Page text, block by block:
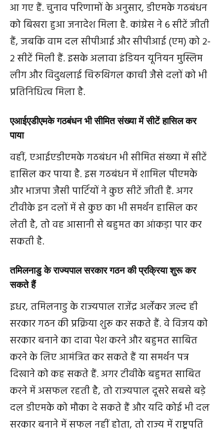
आ गए हैं. चुनाव परिणामों के अनुसार, डीएमके गठबंधन
को बिखरा हुआ जनादेश मिला है. कांग्रेस ने 6 सीटें जीती
हैं, जबकि वाम दल सीपीआई और सीपीआई (एम) को 2-
2 सीटें मिली हैं. इसके अलावा इंडियन यूनियन मुस्लिम
लीग और विदुथलाई चिरुथिगल काची जैसे दलों को भी
प्रतिनिधित्व मिला है.
एआईएडीएमके गठबंधन भी सीमित संख्या में सीटें हासिल कर
पाया
वहीं, एआईएडीएमके गठबंधन भी सीमित संख्या में सीटें
हासिल कर पाया है. इस गठबंधन में शामिल पीएमके
और भाजपा जैसी पार्टियों ने कुछ सीटें जीती हैं. अगर
टीवीके इन दलों में से कुछ का भी समर्थन हासिल कर
लेती है, तो वह आसानी से बहुमत का आंकड़ा पार कर
सकती है.
तमिलनाडु के राज्यपाल सरकार गठन की प्रक्रिया शुरू कर
सकते हैं
इधर, तमिलनाडु के राज्यपाल राजेंद्र अर्लेकर जल्द ही
सरकार गठन की प्रक्रिया शुरू कर सकते हैं. वे विजय को
सरकार बनाने का दावा पेश करने और बहुमत साबित
करने के लिए आमंत्रित कर सकते हैं या समर्थन पत्र
दिखाने को कह सकते हैं. अगर टीवीके बहुमत साबित
करने में असफल रहती है, तो राज्यपाल दूसरे सबसे बड़े
दल डीएमके को मौका दे सकते हैं और यदि कोई भी दल
सरकार बनाने में सफल नहीं होता, तो राज्य में राष्ट्रपति